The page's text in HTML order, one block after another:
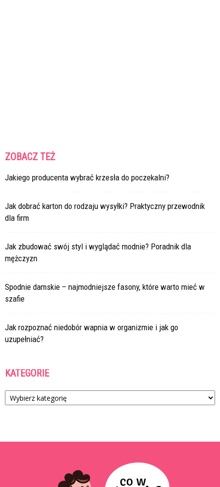
ZOBACZ TEŻ
Jakiego producenta wybrać krzesła do poczekalni?
Jak dobrać karton do rodzaju wysyłki? Praktyczny przewodnik
dla firm
Jak zbudować swój styl i wyglądać modnie? Poradnik dla
mężczyzn
Spodnie damskie – najmodniejsze fasony, które warto mieć w
szafie
Jak rozpoznać niedobór wapnia w organizmie i jak go
uzupełniać?
KATEGORIE
Kategorie